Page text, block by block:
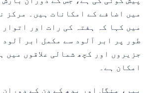
میں اضافے کے امکانات ہیں۔ مرکز
میں کہا کہ ہفتہ کی رات اور
طور پر ابر آلود سے مکمل ابر آلود
جزیروں اور کچھ شمالی علاقوں میں
امکان ہے۔
پیر، منگل اور بدھ کے دن کے دوران